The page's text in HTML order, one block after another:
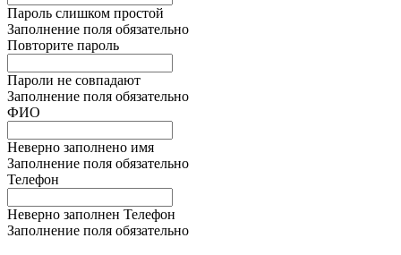
Пароль слишком простой
Заполнение поля обязательно
Повторите пароль
Пароли не совпадают
Заполнение поля обязательно
ФИО
Неверно заполнено имя
Заполнение поля обязательно
Телефон
Неверно заполнен Телефон
Заполнение поля обязательно